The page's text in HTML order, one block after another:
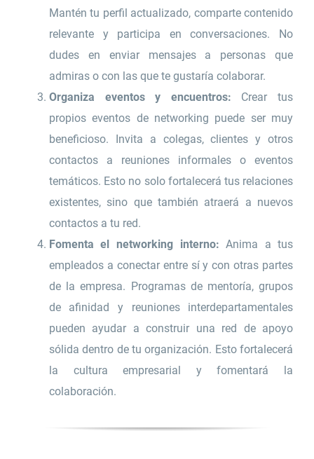
Mantén tu perfil actualizado, comparte contenido
relevante y participa en conversaciones. No
dudes en enviar mensajes a personas que
admiras o con las que te gustaría colaborar.
Organiza eventos y encuentros: Crear tus
propios eventos de networking puede ser muy
beneficioso. Invita a colegas, clientes y otros
contactos a reuniones informales o eventos
temáticos. Esto no solo fortalecerá tus relaciones
existentes, sino que también atraerá a nuevos
contactos a tu red.
Fomenta el networking interno: Anima a tus
empleados a conectar entre sí y con otras partes
de la empresa. Programas de mentoría, grupos
de afinidad y reuniones interdepartamentales
pueden ayudar a construir una red de apoyo
sólida dentro de tu organización. Esto fortalecerá
la cultura empresarial y fomentará la
colaboración.